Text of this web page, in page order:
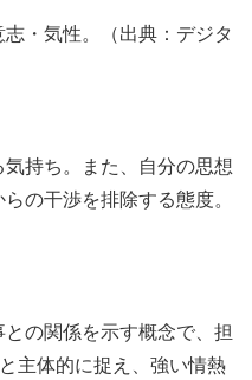
・気性。（出典：デジタ
持ち。また、自分の思想
の干渉を排除する態度。
の関係を示す概念で、担
主体的に捉え、強い情熱